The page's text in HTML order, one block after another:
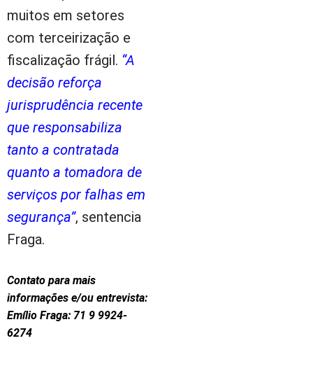
muitos em setores
com terceirização e
fiscalização frágil. “A
decisão reforça
jurisprudência recente
que responsabiliza
tanto a contratada
quanto a tomadora de
serviços por falhas em
segurança”, sentencia
Fraga.
Contato para mais
informações e/ou entrevista:
Emílio Fraga: 71 9 9924-
6274